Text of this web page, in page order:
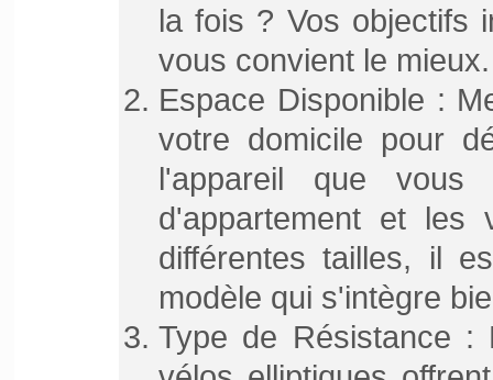
la fois ? Vos objectifs
vous convient le mieux.
Espace Disponible :
votre domicile pour
l'appareil que vous
d'appartement et les
différentes tailles, il
modèle qui s'intègre
Type de Résistance :